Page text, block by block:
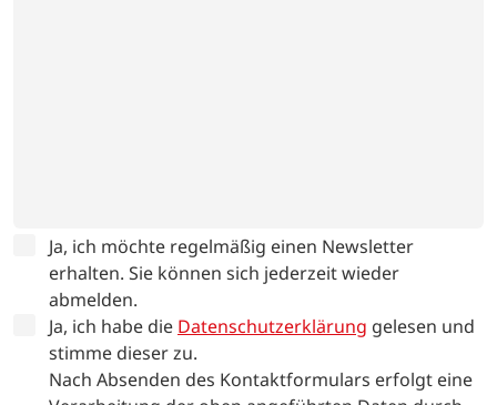
Ja, ich möchte regelmäßig einen Newsletter
erhalten. Sie können sich jederzeit wieder
abmelden.
Ja, ich habe die Datenschutzerklärung gelesen und
stimme dieser zu.
Nach Absenden des Kontaktformulars erfolgt eine